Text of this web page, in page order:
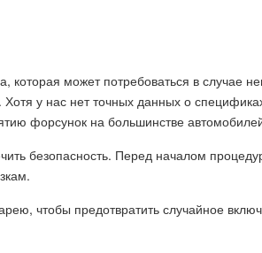
может потребоваться в случае
у нас нет точных данных о
форсунок на большинстве
безопасность. Перед началом
чтобы предотвратить случайное